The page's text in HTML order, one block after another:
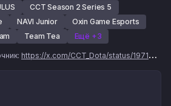
CCT Season 2 Series 5
NAVI Junior
Oxin Game Esports
Team Tea
Ещё +3
https://x.com/CCT_Dota/status/1971569160317718698